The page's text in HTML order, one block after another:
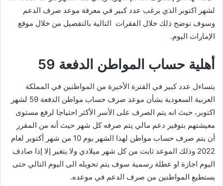
لشهر اكتوبر الذي يرغب عدد كبير في معرفة موعد صرف الدعم
وسوف نوضح ذلك خلال الفقرات التالية بالتفصيل من خلال موقع
الإمارات اليوم.
أهلية حساب المواطن الدفعة 59
يتساءل عدد كبير في الفترة الأخيرة من المواطنين في المملكة
العربية السعودية بشأن موعد صرف حساب مواطن الدفعة 59 لشهر
اكتوبر، حيث انه يتم الصرف على الأسر الأكثر احتياجا لرفع مستوى
معيشتهم بتوفير دعم مالي يتم صرفه كل شهر حيث أنه من المقرر
أن يتم صرف حساب مواطن لهذا الشهر يوم 10 من شهر أكتوبر لعام
2022 وذلك الموعد ثابت من كل شهر ميلادي ولا يتغير إلا إذا صادف
اليوم اجازة او عطلة رسمية سوف يتم تحويله الى اليوم التالي حتى
يستطيع المواطنين من صرف الدعم في موعده.